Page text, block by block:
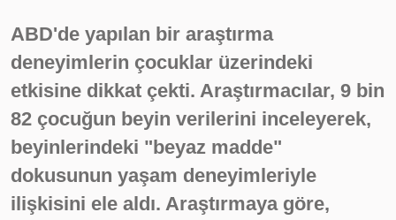
ABD'de yapılan bir araştırma
deneyimlerin çocuklar üzerindeki
etkisine dikkat çekti. Araştırmacılar, 9 bin
82 çocuğun beyin verilerini inceleyerek,
beyinlerindeki "beyaz madde"
dokusunun yaşam deneyimleriyle
ilişkisini ele aldı. Araştırmaya göre,